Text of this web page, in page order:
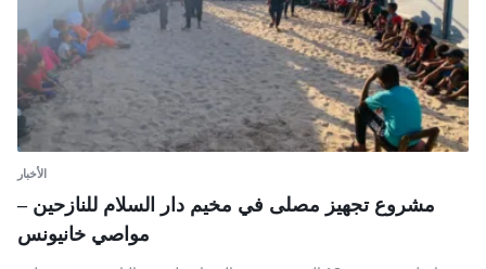
الأخبار
مشروع تجهيز مصلى في مخيم دار السلام للنازحين –
مواصي خانيونس